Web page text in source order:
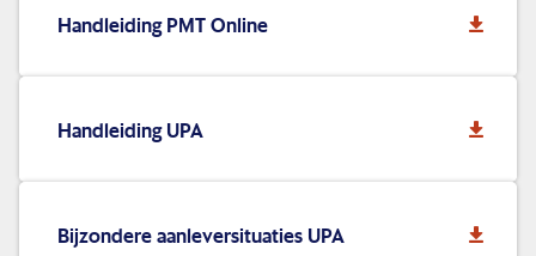
Handleiding PMT Online
Handleiding UPA
Bijzondere aanleversituaties UPA